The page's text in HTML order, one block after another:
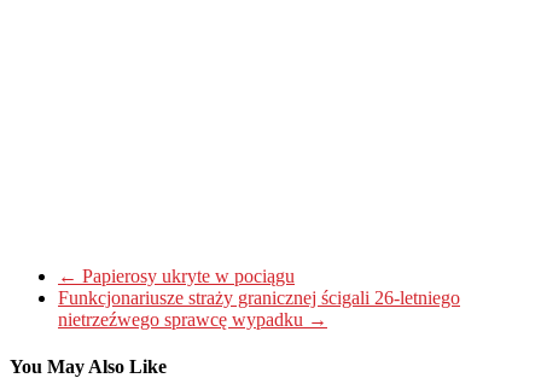
← Papierosy ukryte w pociągu
Funkcjonariusze straży granicznej ścigali 26-letniego
nietrzeźwego sprawcę wypadku →
You May Also Like